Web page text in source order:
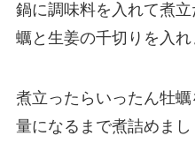
鍋に調味料を入れて煮
蠣と生姜の千切りを入れ
煮立ったらいったん牡
量になるまで煮詰めまし